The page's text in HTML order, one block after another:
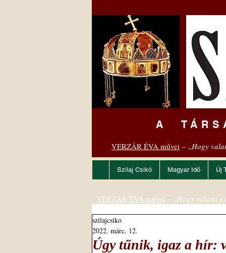
A
VERZÁR ÉVA művei – „Hogy
Szilaj Csikó Magyar Idő Új
Úgy tűnik, igaz a hír:
szilajcsiko
2022. márc. 12.
VERZÁR ÉVA művei – „Hogy valami